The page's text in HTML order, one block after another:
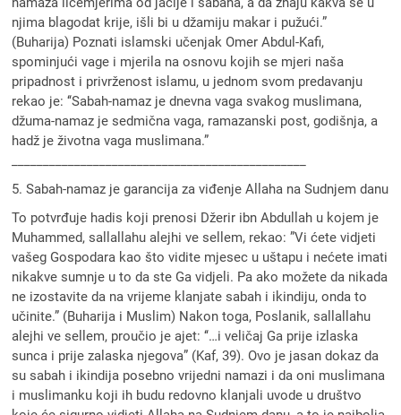
njima blagodat krije, išli bi u džamiju makar i pužući.”
(Buharija) Poznati islamski učenjak Omer Abdul-Kafi,
spominjući vage i mjerila na osnovu kojih se mjeri naša
pripadnost i privrženost islamu, u jednom svom predavanju
rekao je: ‘‘Sabah-namaz je dnevna vaga svakog muslimana,
džuma-namaz je sedmična vaga, ramazanski post, godišnja, a
hadž je životna vaga muslimana.”
5. Sabah-namaz je garancija za viđenje Allaha na Sudnjem danu
To potvrđuje hadis koji prenosi Džerir ibn Abdullah u kojem je
Muhammed, sallallahu alejhi ve sellem, rekao: ”Vi ćete vidjeti
vašeg Gospodara kao što vidite mjesec u uštapu i nećete imati
nikakve sumnje u to da ste Ga vidjeli. Pa ako možete da nikada
ne izostavite da na vrijeme klanjate sabah i ikindiju, onda to
učinite.” (Buharija i Muslim) Nakon toga, Poslanik, sallallahu
alejhi ve sellem, proučio je ajet: ‘‘…i veličaj Ga prije izlaska
sunca i prije zalaska njegova” (Kaf, 39). Ovo je jasan dokaz da
su sabah i ikindija posebno vrijedni namazi i da oni muslimana
i muslimanku koji ih budu redovno klanjali uvode u društvo